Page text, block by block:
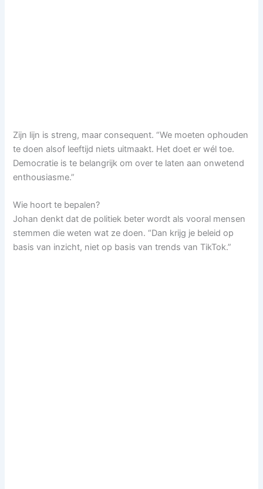
Zijn lijn is streng, maar consequent. “We moeten ophouden
te doen alsof leeftijd niets uitmaakt. Het doet er wél toe.
Democratie is te belangrijk om over te laten aan onwetend
enthousiasme.”
Wie hoort te bepalen?
Johan denkt dat de politiek beter wordt als vooral mensen
stemmen die weten wat ze doen. “Dan krijg je beleid op
basis van inzicht, niet op basis van trends van TikTok.”